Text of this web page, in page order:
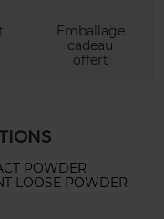
Emballage
cadeau
offert
POWDER
LOOSE POWDER